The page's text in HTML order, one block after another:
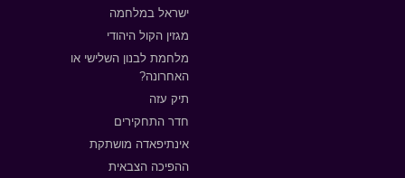
ישראל במלחמה
מגזין הקול היהודי
מלחמת לבנון השלישי או
האחרונה?
תיק עזה
חדר התחקירים
אינתיפאדה מושתקת
ההפיכה הצבאית